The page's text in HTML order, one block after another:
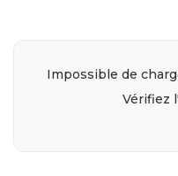
Impossible de
Vérifiez